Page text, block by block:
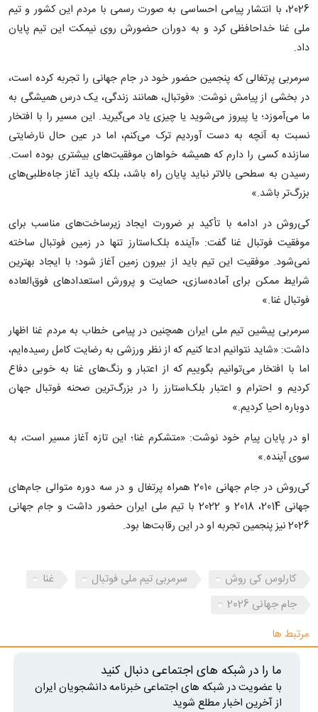
2026، با انتشار پیامی احساسی به صورت رسمی با مردم این کشور و تیم
ملی غنا خداحافظی کرد و به دوران حضورش روی نیمکت این تیم پایان
داد.
سرمربی پرتغالی که پنجمین حضور خود در جام جهانی را تجربه کرده است،
در بخشی از پیامش نوشت: «فوتبال، همانند زندگی، یک درس همیشگی به
ما می‌آموزد؛ یا پیروز می‌شوید یا چیزی یاد می‌گیرید. این مسیر را با افتخار
نسبت به آنچه به دست آوردیم ترک می‌کنم، اما در عین حال نارضایتی
سازنده کسی را دارم که همیشه خواهان موفقیت‌های بیشتری بوده است.
رسیدن به سطحی بالاتر نباید پایان راه باشد، بلکه باید آغاز جاه‌طلبی‌های
بزرگ‌تر باشد.»
کی‌روش در ادامه با تأکید بر ضرورت ایجاد زیرساخت‌های مناسب برای
موفقیت فوتبال غنا گفت: «آینده بلک‌استارز تنها در زمین فوتبال ساخته
نمی‌شود. موفقیت این تیم باید از بیرون زمین آغاز شود؛ با ایجاد بهترین
شرایط ممکن برای آماده‌سازی، حمایت و پرورش استعدادهای فوق‌العاده
فوتبال غنا.»
سرمربی پیشین تیم ملی ایران همچنین در پیامی خطاب به مردم غنا اظهار
داشت: «شاید نتوانیم ادعا کنیم که از نظر ورزشی به رضایت کامل رسیده‌ایم،
اما با افتخار می‌توانیم بگوییم که از اعتبار و رنگ‌های غنا به خوبی دفاع
کردیم و احترام و اعتبار بلک‌استارز را در بزرگ‌ترین صحنه فوتبال جهان
دوباره احیا کردیم.»
او در پایان پیام خود نوشت: «متشکرم غنا؛ این تازه آغاز مسیر است، به
سوی آینده.»
کی‌روش در جام جهانی 2010 همراه پرتغال و در سه دوره متوالی جام‌های
جهانی 2014، 2018 و 2022 با تیم ملی ایران حضور داشت و جام جهانی
2026 نیز پنجمین تجربه او در این رقابت‌ها بود.
کارلوس کی روش سرمربی تیم ملی فوتبال
غنا
جام جهانی 2026
مرتبط ها
ما را در شبکه های اجتماعی دنبال کنید
با عضویت در شبکه های اجتماعی خبرنامه دانشجویان ایران
از آخرین اخبار مطلع شوید